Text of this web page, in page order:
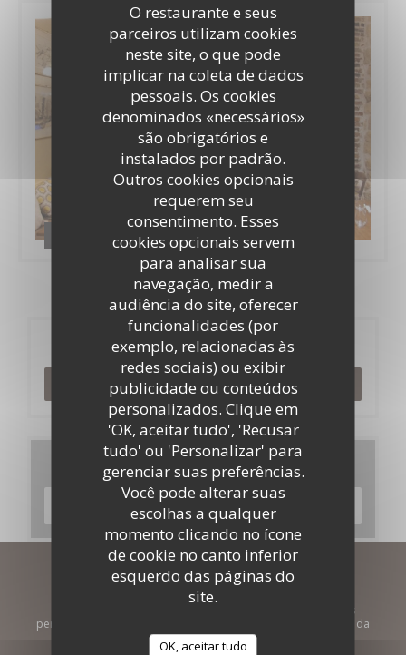
O restaurante e seus
parceiros utilizam cookies
neste site, o que pode
implicar na coleta de dados
pessoais. Os cookies
denominados «necessários»
são obrigatórios e
instalados por padrão.
Outros cookies opcionais
requerem seu
consentimento. Esses
cookies opcionais servem
para analisar sua
navegação, medir a
audiência do site, oferecer
funcionalidades (por
exemplo, relacionadas às
redes sociais) ou exibir
publicidade ou conteúdos
personalizados. Clique em
'OK, aceitar tudo', 'Recusar
tudo' ou 'Personalizar' para
gerenciar suas preferências.
Você pode alterar suas
escolhas a qualquer
momento clicando no ícone
de cookie no canto inferior
esquerdo das páginas do
site.
OK, aceitar tudo
Reserva
RESERVAR UMA MESA
Menus
DESCUBRA O NOSSO MENU
Mantenha-se atualizado
Subscrever a nossa newsletter para receber comunicações
personalizadas e ofertas de marketing por correio eletrónico da
nossa parte.